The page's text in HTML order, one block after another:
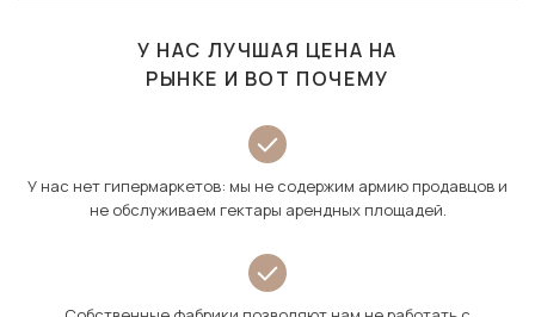
У НАС ЛУЧШАЯ ЦЕНА НА
РЫНКЕ И ВОТ ПОЧЕМУ
У нас нет гипермаркетов: мы не содержим армию продавцов и
не обслуживаем гектары арендных площадей.